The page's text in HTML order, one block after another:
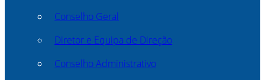
Conselho Geral
Diretor e Equipa de Direção
Conselho Administrativo